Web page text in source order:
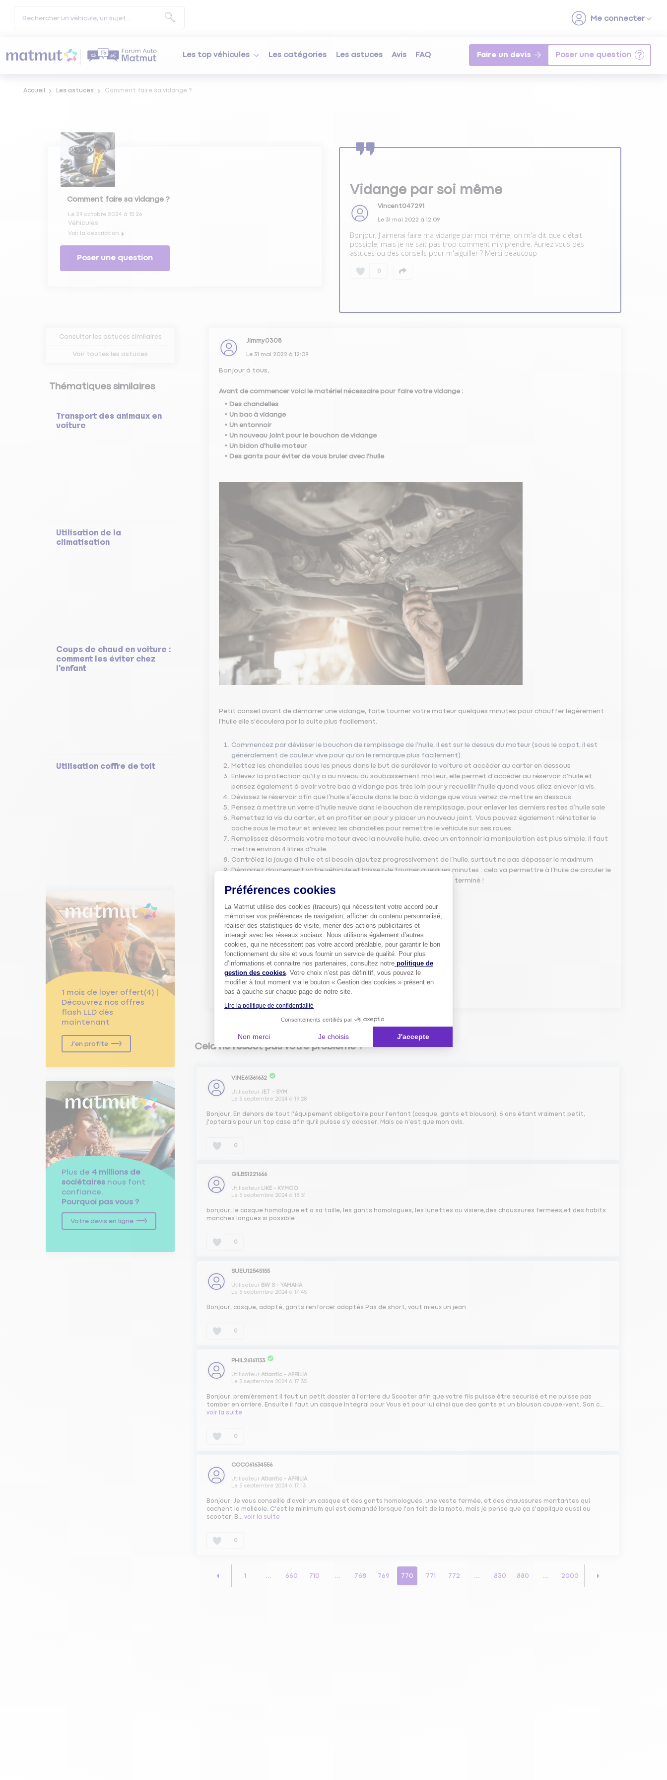
Les top véhicules Les catégories Les astuces Avis FAQ Faire un devis
Accueil Les astuces Comment faire sa vidange ?
Comment faire sa vidange ?
Le 29 octobre 2024 à 15:26
Véhicules
Voir la description
Cette page va vous expliquer comment faire sa vidange par soi même par étape
Poser une question
Consulter les astuces similaires
Voir toutes les astuces
Thématiques similaires
Transport des animaux en
voiture
Utilisation de la
climatisation
Coups de chaud en voiture :
comment les éviter chez
l'enfant
Utilisation coffre de toit
Plus de 4 millions de
sociétaires nous font
confiance.
Pourquoi pas vous ?
Votre devis en ligne
1 mois de loyer offert(4) |
Découvrez nos offres
flash LLD dès
maintenant
J'en profite
Vidange par soi même
Vincent047291
Le 31 mai 2022 à 12:09
Bonjour, J'aimerai faire ma vidange par moi même, on m'a dit que c'était
possible, mais je ne sait pas trop comment m'y prendre. Auriez vous des
astuces ou des conseils pour m'aiguiller ? Merci beaucoup
0
Jimmy0308
Le31 mai 2022 à12:09
Bonjour à tous,
Avant de commencer voici le matériel nécessaire pour faire votre vidange :
Des chandelles
Un bac à vidange
Un entonnoir
Un nouveau joint pour le bouchon de vidange
Un bidon d'huile moteur
Des gants pour éviter de vous bruler avec l'huile
Petit conseil avant de démarrer une vidange, faite tourner votre moteur quelques minutes pour chauffer légèrement
l'huile elle s'écoulera par la suite plus facilement.
Commencez par dévisser le bouchon de remplissage de l’huile, il est sur le dessus du moteur (sous le capot, il est
généralement de couleur vive pour qu'on le remarque plus facilement).
Mettez les chandelles sous les pneus dans le but de surélever la voiture et accéder au carter en dessous
Enlevez la protection qu'il y a au niveau du soubassement moteur, elle permet d'accéder au réservoir d'huile et
pensez également à avoir votre bac à vidange pas très loin pour y recueillir l'huile quand vous allez enlever la vis.
Dévissez le réservoir afin que l’huile s’écoule dans le bac à vidange que vous venez de mettre en dessous.
Pensez à mettre un verre d’huile neuve dans le bouchon de remplissage, pour enlever les derniers restes d’huile sale
Remettez la vis du carter, et en profiter en pour y placer un nouveau joint. Vous pouvez également réinstaller le
cache sous le moteur et enlevez les chandelles pour remettre le véhicule sur ses roues.
Remplissez désormais votre moteur avec la nouvelle huile, avec un entonnoir la manipulation est plus simple, il faut
mettre environ 4 litres d'huile.
Contrôlez la jauge d’huile et si besoin ajoutez progressivement de l’huile, surtout ne pas dépasser le maximum
Démarrez doucement votre véhicule et laissez-le tourner quelques minutes : cela va permettre à l’huile de circuler le
circuit. Remettez le bouchon de remplissage, fermer le capot, c’est terminé !
Voila votre vidange est faite
1
Avez vous trouvé ce tutoriel utile ? Oui
Cela ne résout pas votre problème ?
VINE61361632
Utilisateur JET - SYM
Le 5 septembre 2024 à 19:28
Bonjour, En dehors de tout l'équipement obligatoire pour l'enfant (casque, gants et blouson), 6 ans étant vraiment petit,
j'opterais pour un top case afin qu'il puisse s'y adosser. Mais ce n'est que mon avis.
0
GILB51221666
Utilisateur LIKE - KYMCO
Le 5 septembre 2024 à 18:31
bonjour, le casque homologue et a sa taille, les gants homologues, les lunettes ou visiere,des chaussures fermees,et des habits
manches longues si possible
0
SUEU12545155
Utilisateur BW S - YAMAHA
Le 5 septembre 2024 à 17:45
Bonjour, casque, adapté, gants renforcer adaptés Pas de short, vaut mieux un jean
0
PHIL26161133
Utilisateur Atlantic - APRILIA
Le 5 septembre 2024 à 17:35
Bonjour, premièrement il faut un petit dossier à l'arrière du Scooter afin que votre fils puisse être sécurisé et ne puisse pas
tomber en arrière. Ensuite il faut un casque Integral pour Vous et pour lui ainsi que des gants et un blouson coupe-vent. Son c...
voir la suite
0
COCO61634556
Utilisateur Atlantic - APRILIA
Le 5 septembre 2024 à 17:13
Bonjour, Je vous conseille d'avoir un casque et des gants homologués, une veste fermée, et des chaussures montantes qui
cachent la malléole. C'est le minimum qui est demandé lorsque l'on fait de la moto, mais je pense que ça s'applique aussi au
scooter. B...voir la suite
0
1 ... 660 710 ... 768 769 770 771 772 ... 830 880 ... 2000
Préférences cookies
La Matmut utilise des cookies (traceurs) qui nécessitent votre accord pour
mémoriser vos préférences de navigation, afficher du contenu personnalisé,
réaliser des statistiques de visite, mener des actions publicitaires et
interagir avec les réseaux sociaux. Nous utilisons également d’autres
cookies, qui ne nécessitent pas votre accord préalable, pour garantir le bon
fonctionnement du site et vous fournir un service de qualité. Pour plus
d’informations et connaitre nos partenaires, consultez notre politique de
gestion des cookies. Votre choix n’est pas définitif, vous pouvez le
modifier à tout moment via le bouton « Gestion des cookies » présent en
bas à gauche sur chaque page de notre site.
Lire la politique de confidentialité
Consentements certifiés par
Non merci Je choisis J'accepte
Axeptio consent